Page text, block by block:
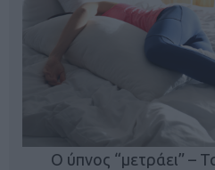
Ο ύπνος “μετράει” –